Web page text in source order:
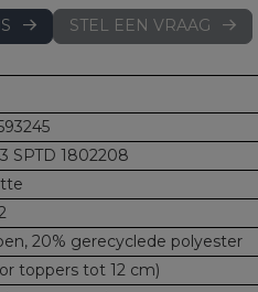
STEL EEN VRAAG
SPTD 1802208
20% gerecyclede polyester
toppers tot 12 cm)